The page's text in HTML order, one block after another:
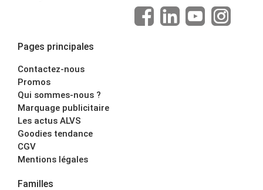
Pages principales
Contactez-nous
Promos
Qui sommes-nous ?
Marquage publicitaire
Les actus ALVS
Goodies tendance
CGV
Mentions légales
Familles